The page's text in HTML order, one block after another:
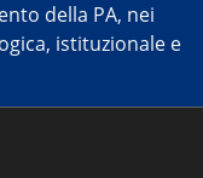
della PA, nei
istituzionale e